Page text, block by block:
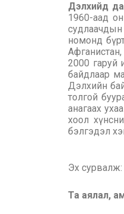
Дэлхийд
1960-аад
судлаачдын
номонд
2000 гаруй
байдлаар
Дэлхийн
толгой
анагаах
хоол
бэлгэдэл
Эх
Та аялал,